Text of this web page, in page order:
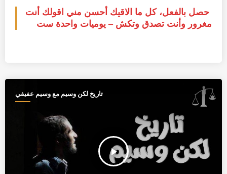
حصل بالفعل، كل ما الاقيك أحسن مني اقولك أنت
مغرور وأنت تصدق وتكش – يوميات واحدة ست
تاريخ لكن وسيم مع وسيم عفيفي
play_arrow